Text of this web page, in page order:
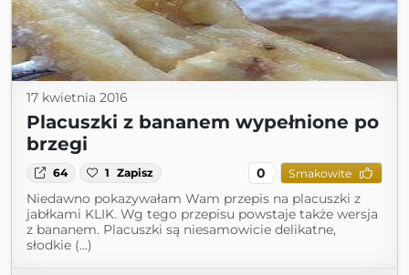
17 kwietnia 2016
Placuszki z bananem wypełnione po
brzegi
64 1 Zapisz 0 Smakowite
Niedawno pokazywałam Wam przepis na placuszki z
jabłkami KLIK. Wg tego przepisu powstaje także wersja
z bananem. Placuszki są niesamowicie delikatne,
słodkie (...)